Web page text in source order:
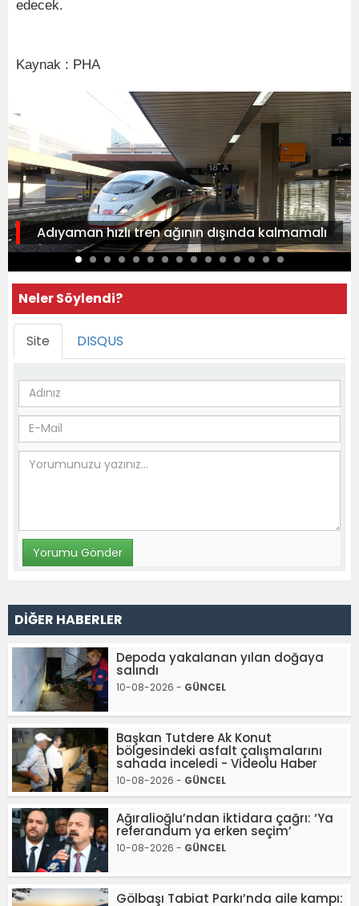
edecek.
Kaynak : PHA
Adıyaman hızlı tren ağının dışında kalmamalı
Neler Söylendi?
Site DISQUS
DİĞER HABERLER
Depoda yakalanan yılan doğaya
salındı
10-08-2026 - GÜNCEL
Başkan Tutdere Ak Konut
bölgesindeki asfalt çalışmalarını
sahada inceledi - Videolu Haber
10-08-2026 - GÜNCEL
Ağıralioğlu’ndan iktidara çağrı: ‘Ya
referandum ya erken seçim’
10-08-2026 - GÜNCEL
Gölbaşı Tabiat Parkı’nda aile kampı: